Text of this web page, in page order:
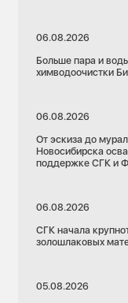
06.08.2026
Больше пара и
химводоочистки
06.08.2026
От эскиза до
Новосибирска
поддержке СГК и
06.08.2026
СГК начала
золошлаковых
05.08.2026